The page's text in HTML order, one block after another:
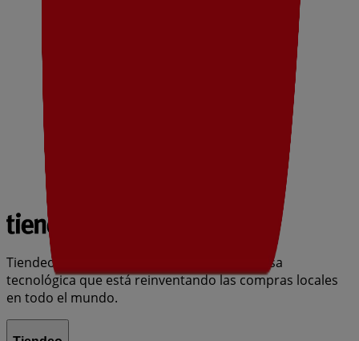
Tiendeo forma parte de Shopfully, la empresa
tecnológica que está reinventando las compras locales
en todo el mundo.